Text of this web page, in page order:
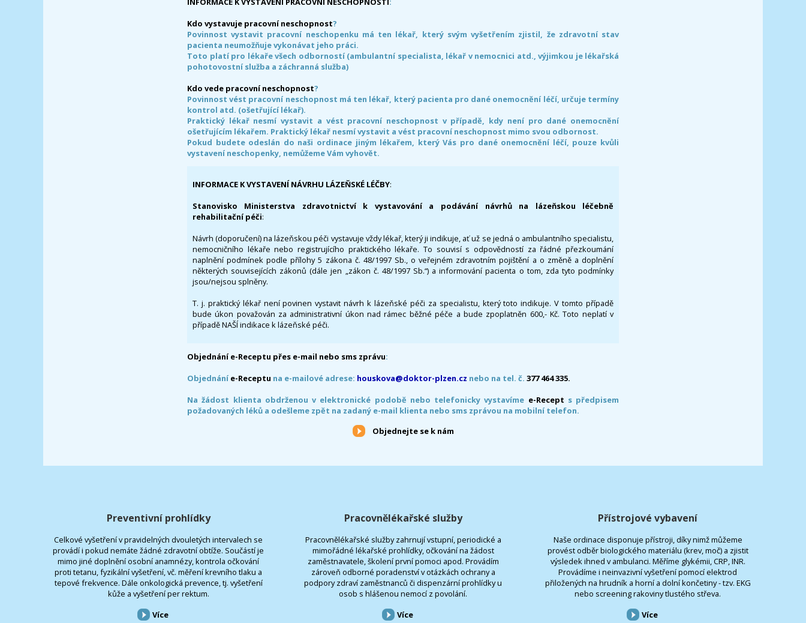
Kdo vystavuje pracovní neschopnost?
Povinnost vystavit pracovní neschopenku má ten lékař, který svým vyšetřením zjistil, že zdravotní stav
pacienta neumožňuje vykonávat jeho práci.
Toto platí pro lékaře všech odborností (ambulantní specialista, lékař v nemocnici atd., výjimkou je lékařská
pohotovostní služba a záchranná služba)
Kdo vede pracovní neschopnost?
Povinnost vést pracovní neschopnost má ten lékař, který pacienta pro dané onemocnění léčí, určuje termíny
kontrol atd. (ošetřující lékař).
Praktický lékař nesmí vystavit a vést pracovní neschopnost v případě, kdy není pro dané onemocnění
ošetřujícím lékařem. Praktický lékař nesmí vystavit a vést pracovní neschopnost mimo svou odbornost.
Pokud budete odeslán do naši ordinace jiným lékařem, který Vás pro dané onemocnění léčí, pouze kvůli
vystavení neschopenky, nemůžeme Vám vyhovět.
INFORMACE K VYSTAVENÍ NÁVRHU LÁZEŇSKÉ LÉČBY:
Stanovisko Ministerstva zdravotnictví k vystavování a podávání návrhů na lázeňskou léčebně
rehabilitační péči:
Návrh (doporučení) na lázeňskou péči vystavuje vždy lékař, který ji indikuje, ať už se jedná o ambulantního specialistu,
nemocničního lékaře nebo registrujícího praktického lékaře. To souvisí s odpovědností za řádné přezkoumání
naplnění podmínek podle přílohy 5 zákona č. 48/1997 Sb., o veřejném zdravotním pojištění a o změně a doplnění
některých souvisejících zákonů (dále jen „zákon č. 48/1997 Sb.“) a informování pacienta o tom, zda tyto podmínky
jsou/nejsou splněny.
T. j. praktický lékař není povinen vystavit návrh k lázeňské péči za specialistu, který toto indikuje. V tomto případě
bude úkon považován za administrativní úkon nad rámec běžné péče a bude zpoplatněn 600,- Kč. Toto neplatí v
případě NAŠÍ indikace k lázeňské péči.
Objednání e-Receptu přes e-mail nebo sms zprávu:
Objednáníe-Receptu na e-mailové adrese: houskova@doktor-plzen.cz nebo na tel. č. 377 464 335.
Na žádost klienta obdrženou v elektronické podobě nebo telefonicky vystavíme e-Recept s předpisem
požadovaných léků a odešleme zpět na zadaný e-mail klienta nebo sms zprávou na mobilní telefon.
Objednejte se k nám
Preventivní prohlídky
Celkové vyšetření v pravidelných dvouletých intervalech se
provádí i pokud nemáte žádné zdravotní obtíže. Součástí je
mimo jiné doplnění osobní anamnézy, kontrola očkování
proti tetanu, fyzikální vyšetření, vč. měření krevního tlaku a
tepové frekvence. Dále onkologická prevence, tj. vyšetření
kůže a vyšetření per rektum.
Více
Pracovnělékařské služby
Pracovnělékařské služby zahrnují vstupní, periodické a
mimořádné lékařské prohlídky, očkování na žádost
zaměstnavatele, školení první pomoci apod. Provádím
zároveň odborné poradenství v otázkách ochrany a
podpory zdraví zaměstnanců či dispenzární prohlídky u
osob s hlášenou nemocí z povolání.
Více
Přístrojové vybavení
Naše ordinace disponuje přístroji, díky nimž můžeme
provést odběr biologického materiálu (krev, moč) a zjistit
výsledek ihned v ambulanci. Měříme glykémii, CRP, INR.
Provádíme i neinvazivní vyšetření pomocí elektrod
přiložených na hrudník a horní a dolní končetiny - tzv. EKG
nebo screening rakoviny tlustého střeva.
Více